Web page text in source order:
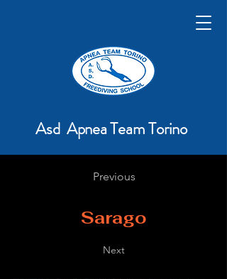
Asd Apnea Team Torino
Previous
Sarago
Next